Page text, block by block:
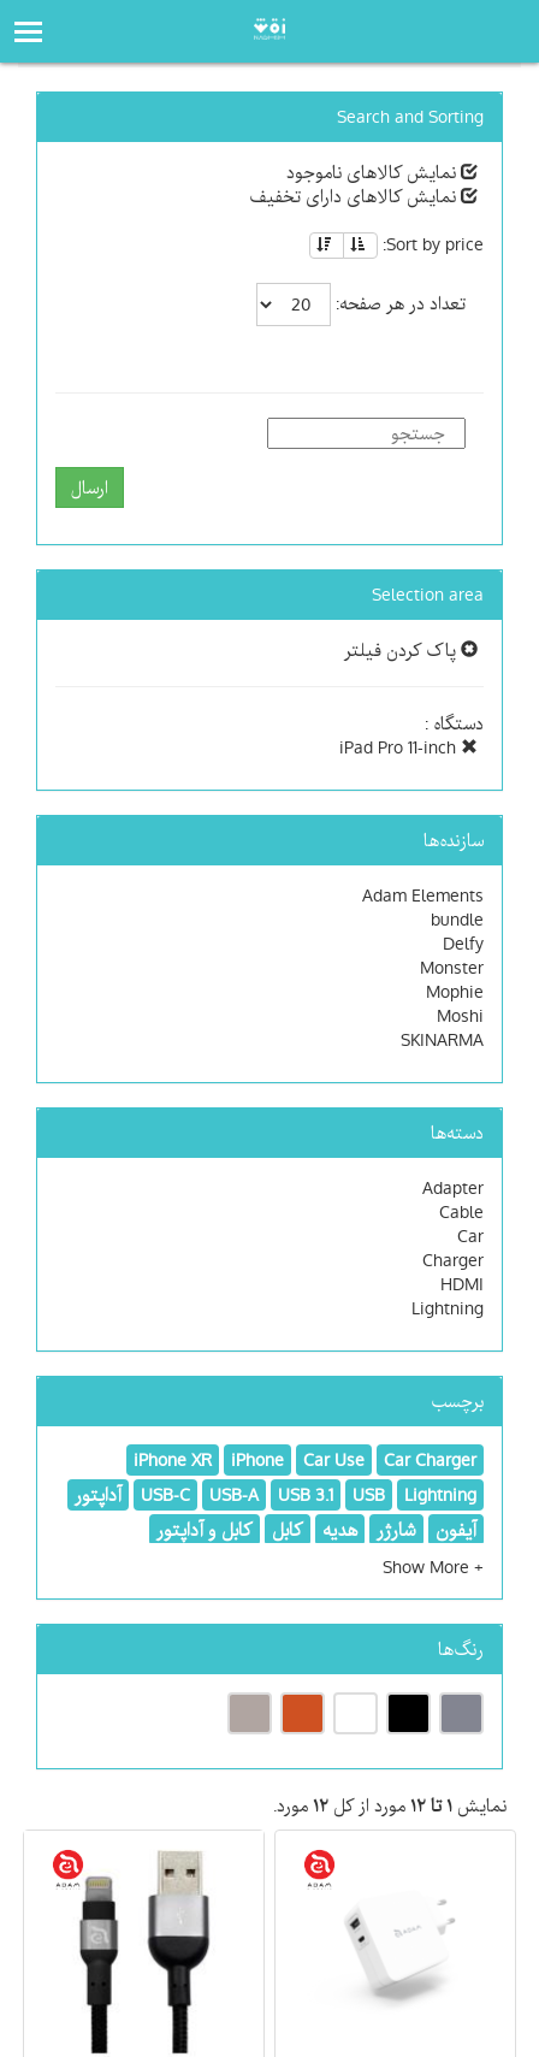
Search and Sorting
نمایش کالاهای ناموجود
نمایش کالاهای دارای تخفیف
Sort by price:
تعداد در هر صفحه:
ارسال
Selection area
پاک کردن فیلتر
دستگاه :
سازنده‌ها
Adam Elements
bundle
Delfy
Monster
Mophie
Moshi
SKINARMA
دسته‌ها
Adapter
Cable
Car
Charger
HDMI
Lightning
برچسب
Car Charger
Car Use
iPhone
iPhone XR
Lightning
USB
USB 3.1
USB-A
USB-C
آداپتور
آیفون
شارژر هدیه کابل
کابل و آداپتور
کابل و گجت
رنگ‌ها
نمایش ۱ تا ۱۲ مورد از کل ۱۲ مورد.